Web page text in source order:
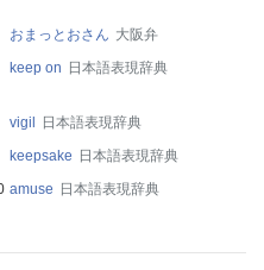
おまっとおさん 大阪弁
keep on 日本語表現辞典
vigil
日本語表現辞典
keepsake 日本語表現辞典
amuse 日本語表現辞典